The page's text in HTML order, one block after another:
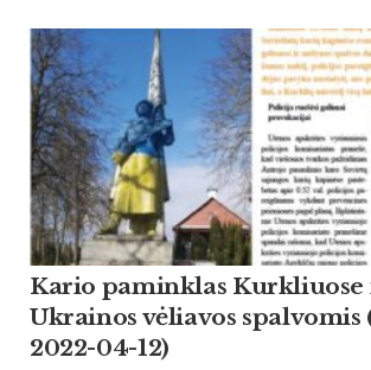
Kario paminklas Kurkliuose
Ukrainos vėliavos spalvomis
2022-04-12)